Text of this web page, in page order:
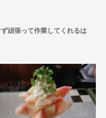
頑張って作業してくれるは